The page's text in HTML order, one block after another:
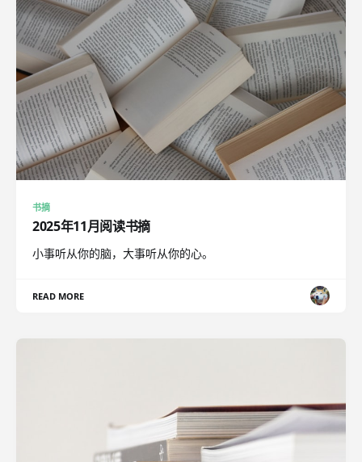
书摘
2025年11月阅读书摘
小事听从你的脑，大事听从你的心。
READ MORE